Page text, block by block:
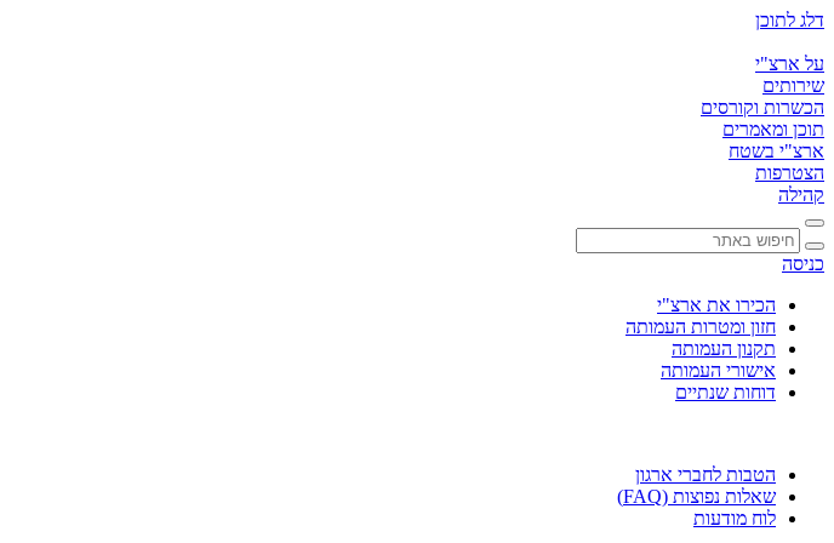
דלג לתוכן
על ארצ"י
שירותים
הכשרות וקורסים
תוכן ומאמרים
ארצ"י בשטח
הצטרפות
קהילה
כניסה
הכירו את ארצ"י
חזון ומטרות העמותה
תקנון העמותה
אישורי העמותה
דוחות שנתיים
הטבות לחברי ארגון
שאלות נפוצות (FAQ)
לוח מודעות